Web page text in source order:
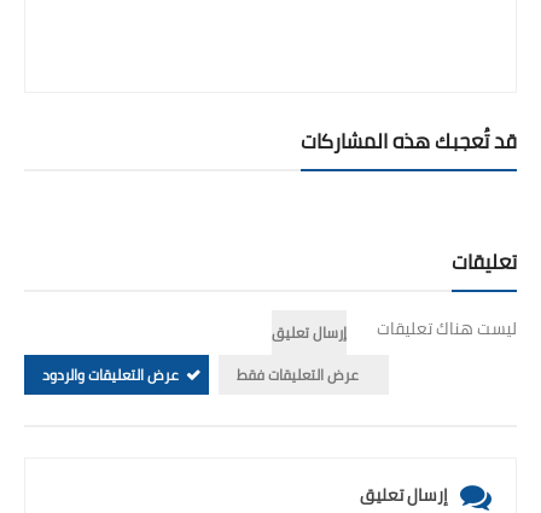
قد تُعجبك هذه المشاركات
تعليقات
ليست هناك تعليقات
إرسال تعليق
عرض التعليقات فقط
عرض التعليقات والردود
إرسال تعليق